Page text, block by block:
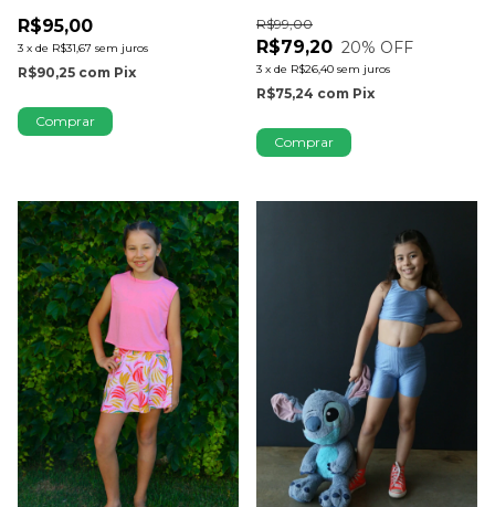
R$95,00
3 x de R$31,67 sem juros
R$90,25 com Pix
Comprar
R$79,20
R$99,00
20% OFF
3 x de R$26,40 sem juros
R$75,24 com Pix
Comprar